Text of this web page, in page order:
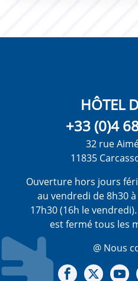
HÔTEL
+33 (0)4
32 rue
11835
Ouverture hors jours
au vendredi de 8h30
17h30 (16h le
est fermé tous les
@ Nous
Notre Notre